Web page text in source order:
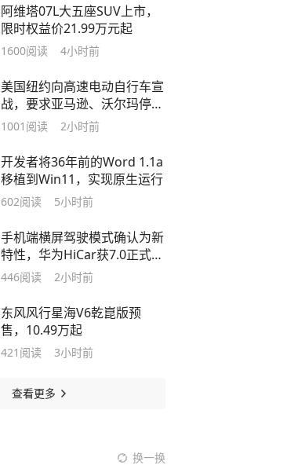
阿维塔07L大五座SUV上市，
限时权益价21.99万元起
1600阅读 4小时前
美国纽约向高速电动自行车宣
战，要求亚马逊、沃尔玛停售
相关产品
1001 阅读 2小时前
开发者将36年前的Word 1.1a
移植到Win11，实现原生运行
602阅读 5小时前
手机端横屏驾驶模式确认为新
特性，华为HiCar获7.0正式版
更新
446阅读 2小时前
东风风行星海V6乾崑版预
售，10.49万起
421 阅读 3小时前
查看更多
换一换